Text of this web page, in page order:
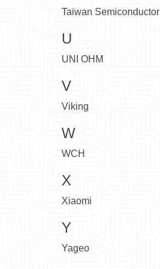
Taiwan Semiconductor
U
UNI OHM
V
Viking
W
WCH
X
Xiaomi
Y
Yageo